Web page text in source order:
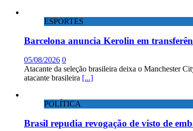
ESPORTES
Barcelona anuncia Kerolin em
05/08/2026 0
Atacante da seleção brasileira deixa o Manchester
atacante brasileira [...]
POLÍTICA
Brasil repudia revogação de visto de